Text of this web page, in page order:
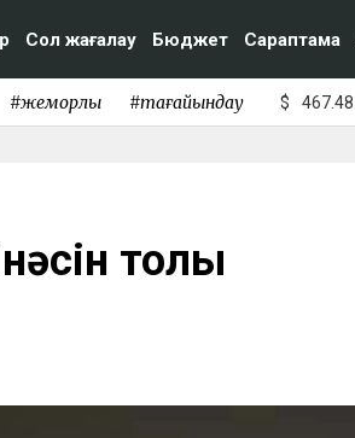
Сол жағалау Бюджет Сараптама
#жемқорлық #тағайындау $ 467.48
толық